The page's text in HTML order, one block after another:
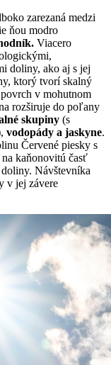
zarezaná medzi
ňou modro
Viacero
doliny, ako aj s jej
ktorý tvorí skalný
v mohutnom
rozširuje do poľany
skupiny (s
vodopády a jaskyne.
Červené piesky s
na kaňonovitú časť
Návštevníka
v jej závere